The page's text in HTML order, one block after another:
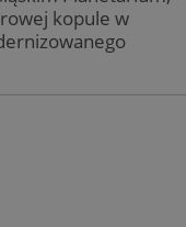
kopule w